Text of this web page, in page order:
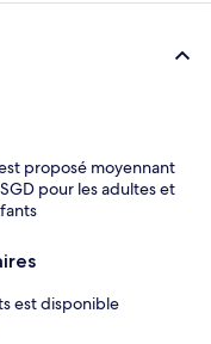
proposé moyennant
pour les adultes et
est disponible